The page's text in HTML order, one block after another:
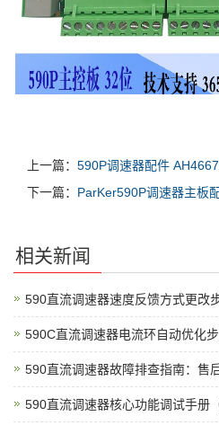
上一篇： 590P调速器配件
下一篇： ParKer590P调速器主板
相关新闻
590直流调速器速度反馈方式更改
590C直流调速器电流环自动优化
590直流调速器故障排查指南：售
590直流调速器核心功能调试手册